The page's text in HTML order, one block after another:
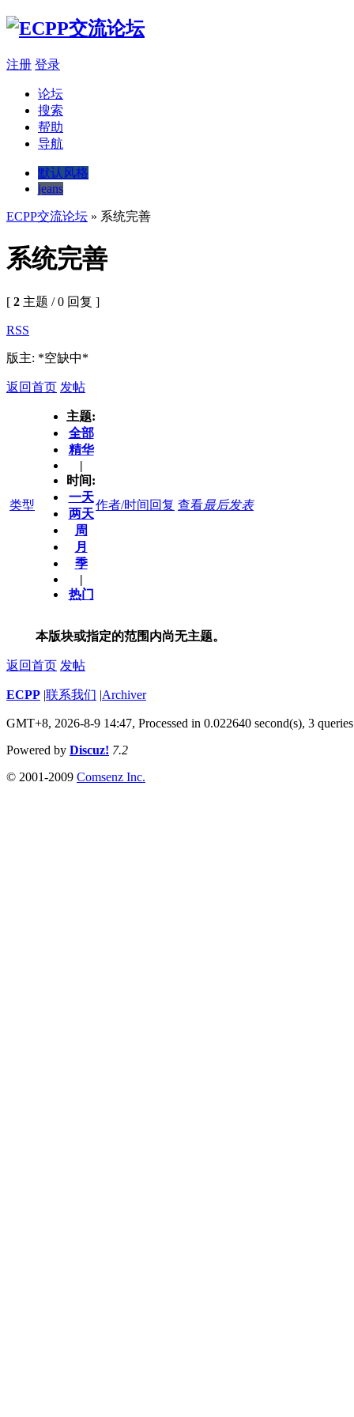
注册 登录
论坛
搜索
帮助
导航
默认风格
jeans
ECPP交流论坛 » 系统完善
系统完善
[ 2 主题 / 0 回复 ]
RSS
版主: *空缺中*
返回首页 发帖
类型
主题:
全部
精华
|
时间:
一天
两天
周
月
季
|
热门
作者/时间 回复 查看最后发表
本版块或指定的范围内尚无主题。
返回首页 发帖
ECPP |联系我们 |Archiver
GMT+8, 2026-8-9 14:47, Processed in 0.022640 second(s), 3 queries
Powered by Discuz! 7.2
© 2001-2009 Comsenz Inc.